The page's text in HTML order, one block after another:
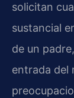
solicitan
sustancial
de un
entrada del